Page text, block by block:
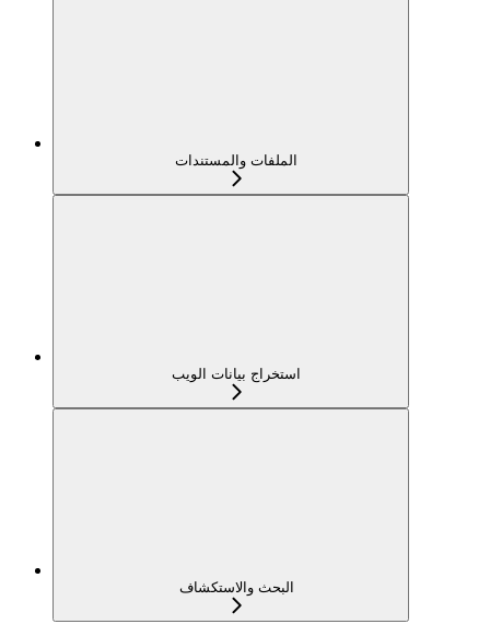
الملفات والمستندات
استخراج بيانات الويب
البحث والاستكشاف